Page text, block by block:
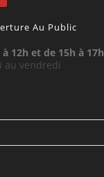
Au Public
12h et de 15h à 17h
au vendredi